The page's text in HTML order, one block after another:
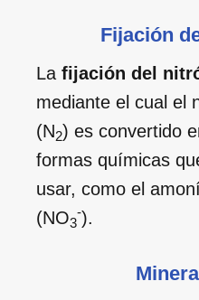
Fijación
La fijación del
mediante el cual el
(N2) es convertido
formas químicas
usar, como el
(NO3
-).